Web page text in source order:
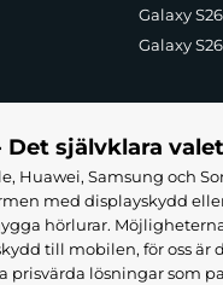
Galaxy
Galaxy S26
Det självklara
Huawei, Samsung och
med displayskydd
hörlurar.
till mobilen, för oss är
prisvärda lösningar som